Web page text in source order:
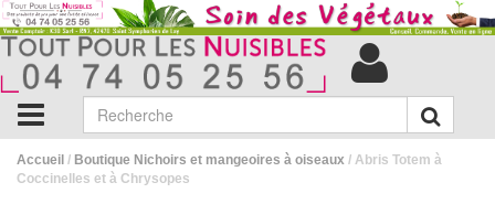
Accueil / Boutique Nichoirs et mangeoires à oiseaux / Abris Totem à
Coccinelles et à Chrysopes